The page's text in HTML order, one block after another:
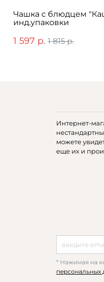
Чашка с блюдцем
инд.упаковки
1 597 р. 1 815 р.
Интернет-
можете
еще их и
* Нажимая на
персональных